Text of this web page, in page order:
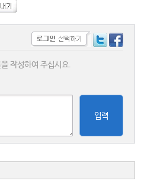
작성하여 주십시요.
입력